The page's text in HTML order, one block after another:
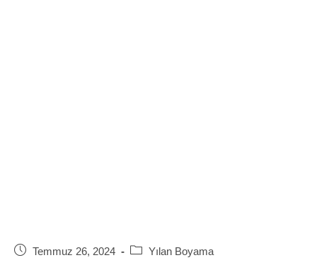
PostTemmuz 26, 2024
PostYılan Boyama